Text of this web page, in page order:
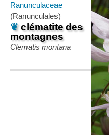
Ranunculaceae
(Ranunculales)
❦clématite des
montagnes
Clematis montana